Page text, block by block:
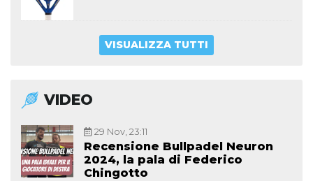
VISUALIZZA TUTTI
VIDEO
29 Nov, 23:11
Recensione Bullpadel Neuron
2024, la pala di Federico
Chingotto